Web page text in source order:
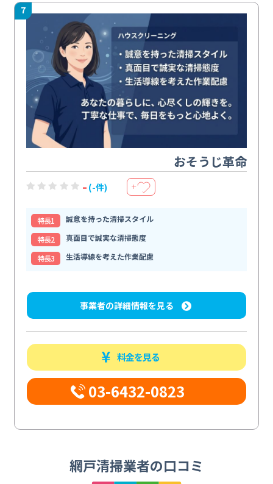
7
おそうじ革命
- (-件) ＋
特⻑1
誠意を持った清掃スタイル
特⻑2
真面目で誠実な清掃態度
特⻑3
生活導線を考えた作業配慮
事業者の詳細情報を見る
料金を見る
03-6432-0823
網戸清掃業者の口コミ